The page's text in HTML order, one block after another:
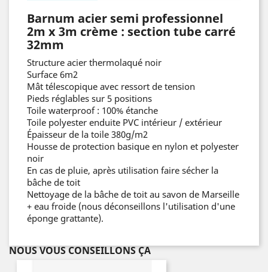
Barnum acier semi professionnel
2m x 3m crème : section tube carré
32mm
Structure acier thermolaqué noir
Surface 6m2
Mât télescopique avec ressort de tension
Pieds réglables sur 5 positions
Toile waterproof : 100% étanche
Toile polyester enduite PVC intérieur / extérieur
Épaisseur de la toile 380g/m2
Housse de protection basique en nylon et polyester
noir
En cas de pluie, après utilisation faire sécher la
bâche de toit
Nettoyage de la bâche de toit au savon de Marseille
+ eau froide (nous déconseillons l'utilisation d'une
éponge grattante).
NOUS VOUS CONSEILLONS ÇA